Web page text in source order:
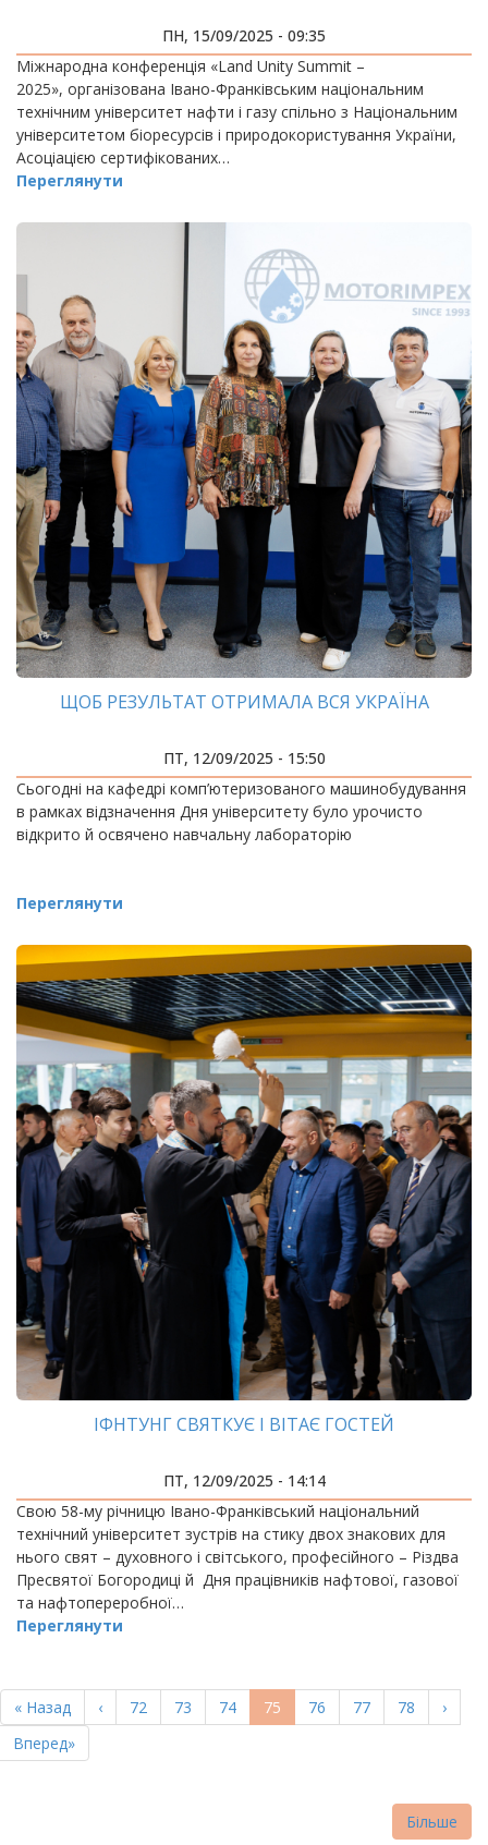
ПН, 15/09/2025 - 09:35
Міжнародна конференція «Land Unity Summit –
2025», організована Івано-Франківським національним
технічним університет нафти і газу спільно з Національним
університетом біоресурсів і природокористування України,
Асоціацією сертифікованих…
Переглянути
ЩОБ РЕЗУЛЬТАТ ОТРИМАЛА ВСЯ УКРАЇНА
ПТ, 12/09/2025 - 15:50
Сьогодні на кафедрі комп’ютеризованого машинобудування
в рамках відзначення Дня університету було урочисто
відкрито й освячено навчальну лабораторію
Переглянути
ІФНТУНГ СВЯТКУЄ І ВІТАЄ ГОСТЕЙ
ПТ, 12/09/2025 - 14:14
Свою 58-му річницю Івано-Франківський національний
технічний університет зустрів на стику двох знакових для
нього свят – духовного і світського, професійного – Різдва
Пресвятої Богородиці й Дня працівників нафтової, газової
та нафтопереробної…
Переглянути
НА
СТОРІНКИ
Перша
сторінка
« Назад
Попередня
сторінка
‹ Page
72 Page
73 Page
74
Поточна
сторінка
75 Page
76 Page
77 Page
78
›
Остання
сторінка
Вперед»
Більше